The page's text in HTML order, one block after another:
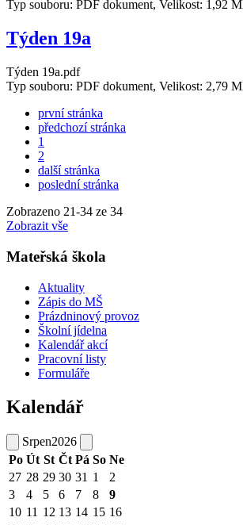
Typ souboru: PDF dokument, Velikost: 1,92
Týden 19a
Týden 19a.pdf
Typ souboru: PDF dokument, Velikost: 2,79
první stránka
předchozí stránka
1
2
další stránka
poslední stránka
Zobrazeno 21-34 ze 34
Zobrazit vše
Mateřská škola
Aktuality
Zápis do MŠ
Prázdninový provoz
Školní jídelna
Kalendář akcí
Pracovní listy
Formuláře
Kalendář
Srpen2026
Po Út St Čt Pá So Ne
27 28 29 30 31 1
2
3
4 5 6 7 8
9
10 11 12 13 14 15 16